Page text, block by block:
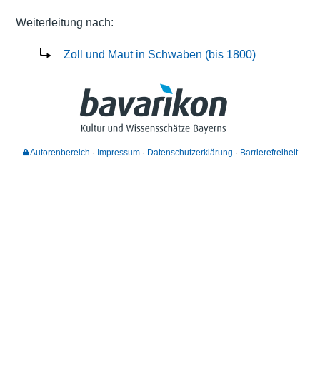
Weiterleitung nach:
Zoll und Maut in Schwaben (bis 1800)
Autorenbereich Impressum Datenschutzerklärung Barrierefreiheit